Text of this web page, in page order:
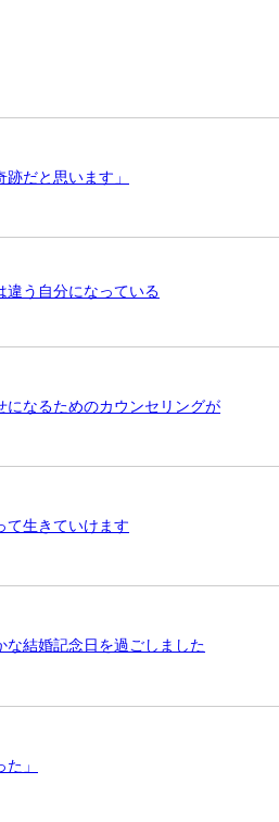
だと思います」
違う自分になっている
になるためのカウンセリングが
て生きていけます
な結婚記念日を過ごしました
」